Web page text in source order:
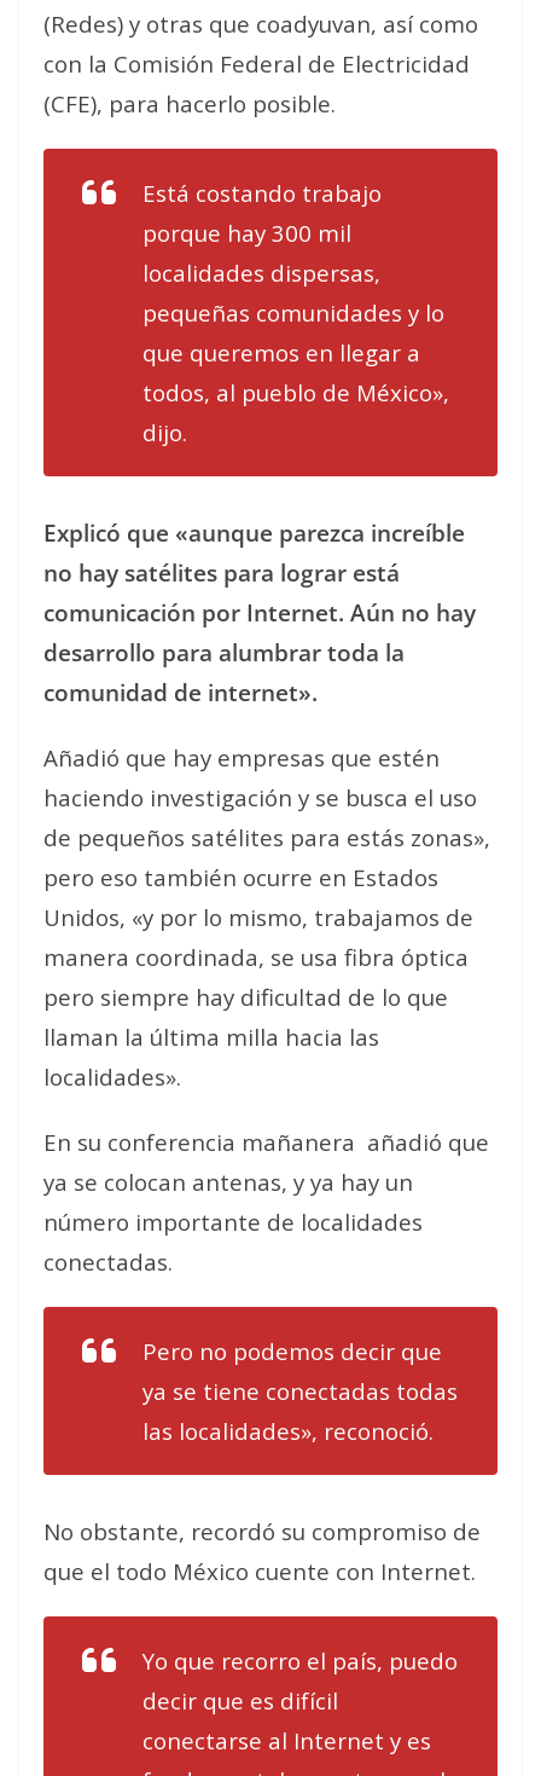
(Redes) y otras que coadyuvan, así como
con la Comisión Federal de Electricidad
(CFE), para hacerlo posible.
Está costando trabajo
porque hay 300 mil
localidades dispersas,
pequeñas comunidades y lo
que queremos en llegar a
todos, al pueblo de México»,
dijo.
Explicó que «aunque parezca increíble
no hay satélites para lograr está
comunicación por Internet. Aún no hay
desarrollo para alumbrar toda la
comunidad de internet».
Añadió que hay empresas que estén
haciendo investigación y se busca el uso
de pequeños satélites para estás zonas»,
pero eso también ocurre en Estados
Unidos, «y por lo mismo, trabajamos de
manera coordinada, se usa fibra óptica
pero siempre hay dificultad de lo que
llaman la última milla hacia las
localidades».
En su conferencia mañanera añadió que
ya se colocan antenas, y ya hay un
número importante de localidades
conectadas.
Pero no podemos decir que
ya se tiene conectadas todas
las localidades», reconoció.
No obstante, recordó su compromiso de
que el todo México cuente con Internet.
Yo que recorro el país, puedo
decir que es difícil
conectarse al Internet y es